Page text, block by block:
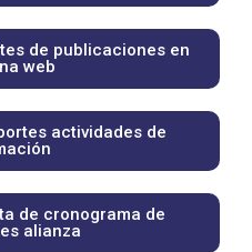
de publicaciones en
web
actividades de
de cronograma de
alianza